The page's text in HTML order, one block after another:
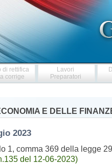
di rettifica
corrige
Lavori
Preparatori
E DELLE
2023
1, comma 369 della legge
del 12-06-2023)